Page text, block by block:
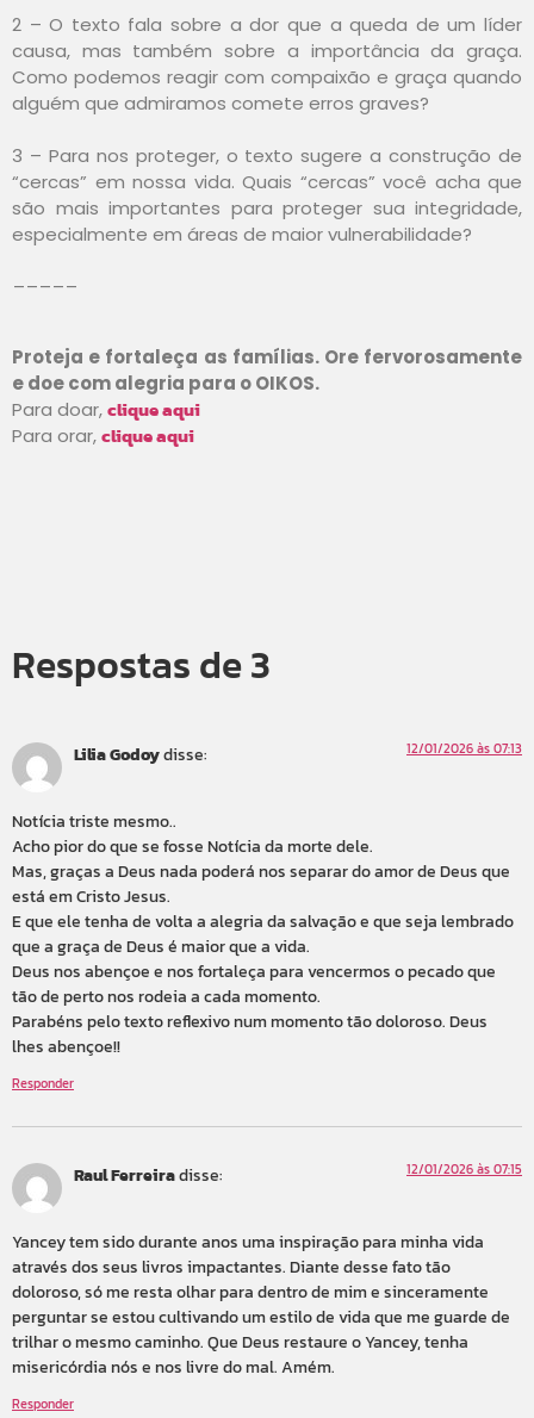
2 – O texto fala sobre a dor que a queda de um líder
causa, mas também sobre a importância da graça.
Como podemos reagir com compaixão e graça quando
alguém que admiramos comete erros graves?
3 – Para nos proteger, o texto sugere a construção de
“cercas” em nossa vida. Quais “cercas” você acha que
são mais importantes para proteger sua integridade,
especialmente em áreas de maior vulnerabilidade?
Proteja e fortaleça as famílias. Ore fervorosamente
e doe com alegria para o OIKOS.
Para doar,clique aqui
Para orar,clique aqui
Respostas de 3
Lilia Godoydisse: 12/01/2026 às 07:13
Notícia triste mesmo..
Acho pior do que se fosse Notícia da morte dele.
Mas, graças a Deus nada poderá nos separar do amor de Deus que
está em Cristo Jesus.
E que ele tenha de volta a alegria da salvação e que seja lembrado
que a graça de Deus é maior que a vida.
Deus nos abençoe e nos fortaleça para vencermos o pecado que
tão de perto nos rodeia a cada momento.
Parabéns pelo texto reflexivo num momento tão doloroso. Deus
lhes abençoe!!
Responder
Raul Ferreiradisse: 12/01/2026 às 07:15
Yancey tem sido durante anos uma inspiração para minha vida
através dos seus livros impactantes. Diante desse fato tão
doloroso, só me resta olhar para dentro de mim e sinceramente
perguntar se estou cultivando um estilo de vida que me guarde de
trilhar o mesmo caminho. Que Deus restaure o Yancey, tenha
misericórdia nós e nos livre do mal. Amém.
Responder